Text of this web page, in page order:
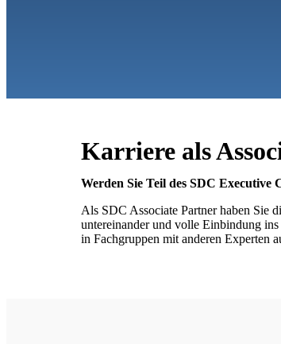
Karriere als
Werden Sie Teil des SDC Executive
Als SDC Associate Partner haben Sie
untereinander und volle Einbindung
in Fachgruppen mit anderen Experten